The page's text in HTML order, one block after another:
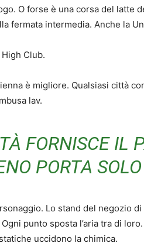
O forse è una corsa del latte
fermata intermedia. Anche la
Club.
è migliore. Qualsiasi città
lav.
FORNISCE IL
PORTA
Lo stand del negozio
punto sposta l’aria tra di
uccidono la chimica.